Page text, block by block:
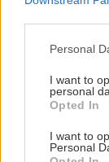
Please note
not limited to
grant or deny
use your data
consent section.
Personal
I want to
personal
Opted In
I want to
Personal
Autorka
Pred
papier
aby sme